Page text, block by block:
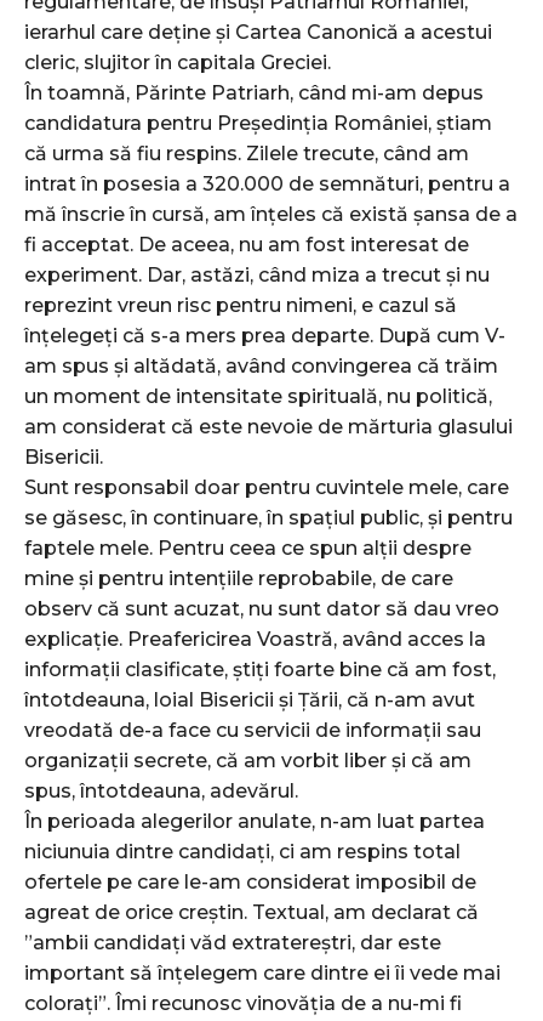
ierarhul care deține și Cartea Canonică a acestui
cleric, slujitor în capitala Greciei.
În toamnă, Părinte Patriarh, când mi-am depus
candidatura pentru Președinția României, știam
că urma să fiu respins. Zilele trecute, când am
intrat în posesia a 320.000 de semnături, pentru a
mă înscrie în cursă, am înțeles că există șansa de a
fi acceptat. De aceea, nu am fost interesat de
experiment. Dar, astăzi, când miza a trecut și nu
reprezint vreun risc pentru nimeni, e cazul să
înțelegeți că s-a mers prea departe. După cum V-
am spus și altădată, având convingerea că trăim
un moment de intensitate spirituală, nu politică,
am considerat că este nevoie de mărturia glasului
Bisericii.
Sunt responsabil doar pentru cuvintele mele, care
se găsesc, în continuare, în spațiul public, și pentru
faptele mele. Pentru ceea ce spun alții despre
mine și pentru intențiile reprobabile, de care
observ că sunt acuzat, nu sunt dator să dau vreo
explicație. Preafericirea Voastră, având acces la
informații clasificate, știți foarte bine că am fost,
întotdeauna, loial Bisericii și Țării, că n-am avut
vreodată de-a face cu servicii de informații sau
organizații secrete, că am vorbit liber și că am
spus, întotdeauna, adevărul.
În perioada alegerilor anulate, n-am luat partea
niciunuia dintre candidați, ci am respins total
ofertele pe care le-am considerat imposibil de
agreat de orice creștin. Textual, am declarat că
”ambii candidați văd extratereștri, dar este
important să înțelegem care dintre ei îi vede mai
colorați”. Îmi recunosc vinovăția de a nu-mi fi